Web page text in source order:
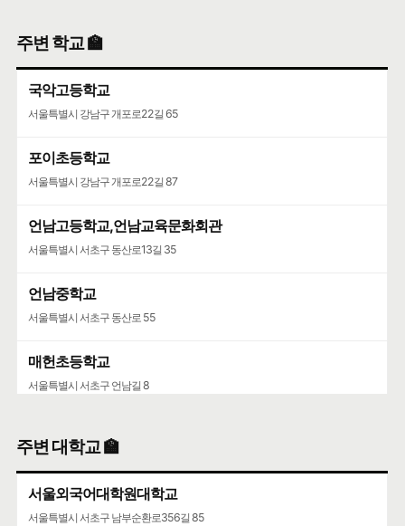
주변 학교 🏫
국악고등학교
서울특별시 강남구 개포로22길 65
포이초등학교
서울특별시 강남구 개포로22길 87
언남고등학교,언남교육문화회관
서울특별시 서초구 동산로13길 35
언남중학교
서울특별시 서초구 동산로 55
매헌초등학교
서울특별시 서초구 언남길 8
주변 대학교 🏫
서울외국어대학원대학교
서울특별시 서초구 남부순환로356길 85